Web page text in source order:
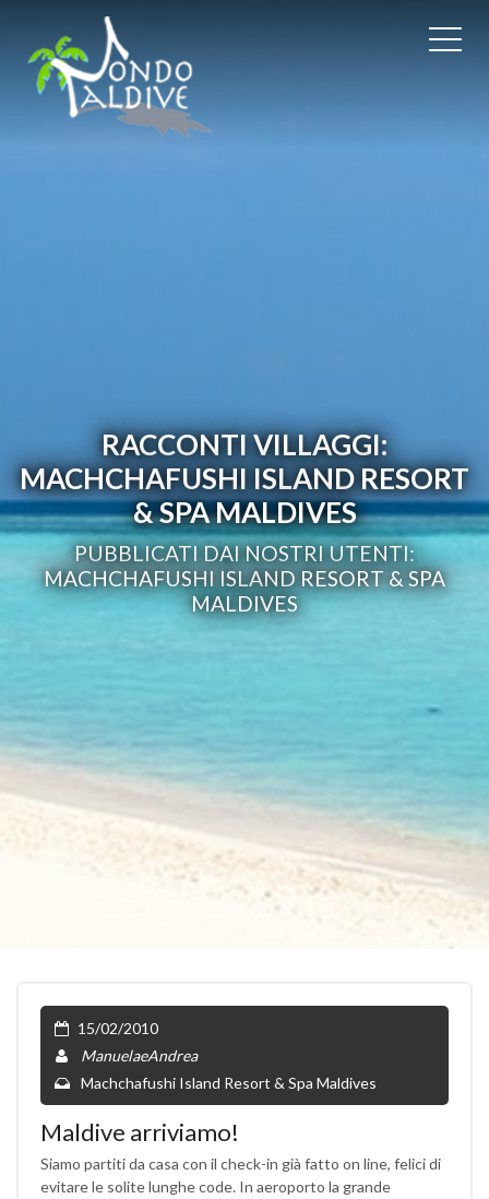
RACCONTI VILLAGGI:
MACHCHAFUSHI ISLAND RESORT
& SPA MALDIVES
PUBBLICATI DAI NOSTRI UTENTI:
MACHCHAFUSHI ISLAND RESORT & SPA
MALDIVES
15/02/2010
ManuelaeAndrea
Machchafushi Island Resort & Spa Maldives
Maldive arriviamo!
Siamo partiti da casa con il check-in già fatto on line, felici di
evitare le solite lunghe code. In aeroporto la grande